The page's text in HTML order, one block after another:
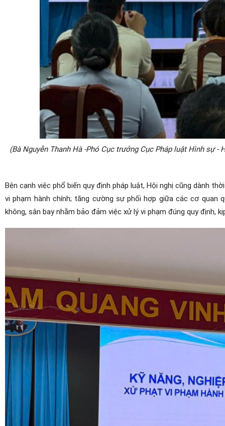
(Bà Nguyễn Thanh Hà -Phó Cục trưởng Cục Pháp luật Hình sự -
Bên cạnh việc phổ biến quy định pháp luật, Hội nghị cũng dành
vi phạm hành chính; tăng cường sự phối hợp giữa các cơ
không, sân bay nhằm bảo đảm việc xử lý vi phạm đúng quy định,